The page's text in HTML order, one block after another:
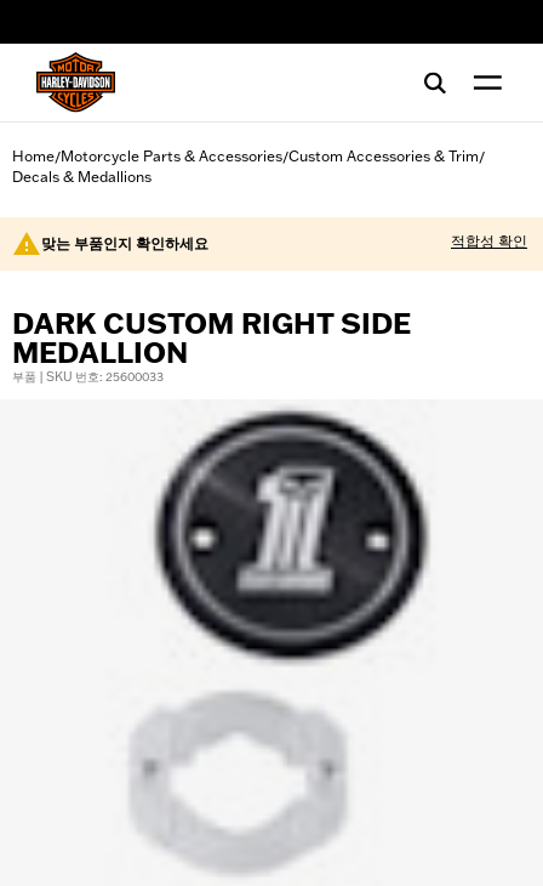
Home/Motorcycle Parts & Accessories/Custom Accessories & Trim/
Decals & Medallions
맞는 부품인지 확인하세요 적합성 확인
DARK CUSTOM RIGHT SIDE
MEDALLION
부품 | SKU 번호: 25600033